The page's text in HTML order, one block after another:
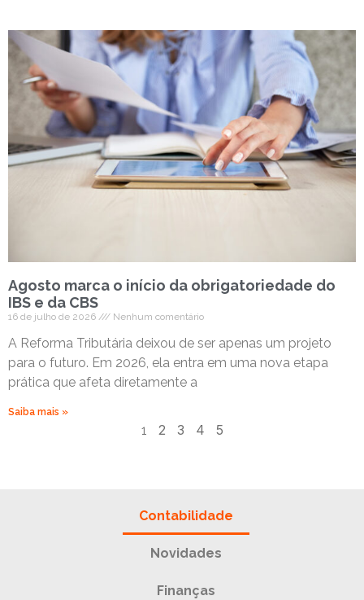
Agosto marca o início da obrigatoriedade do
IBS e da CBS
16 de julho de 2026 Nenhum comentário
A Reforma Tributária deixou de ser apenas um projeto
para o futuro. Em 2026, ela entra em uma nova etapa
prática que afeta diretamente a
Saiba mais »
1 2 3 4 5
Contabilidade
Novidades
Finanças